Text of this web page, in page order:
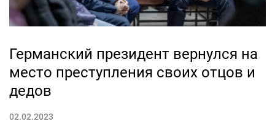
Германский президент вернулся на
место преступления своих отцов и
дедов
02.02.2023